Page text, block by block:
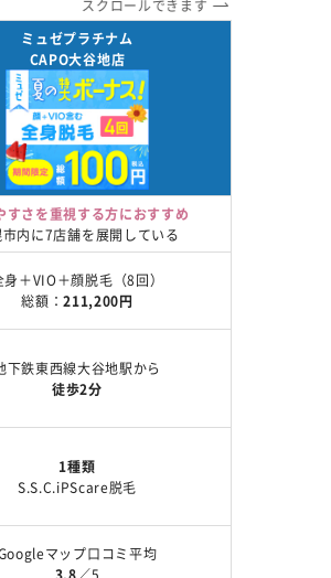
スクロールできます
ミュゼプラチナム
CAPO大谷地店
すさを重視する方におすすめ
内に7店舗を展開している
身＋VIO＋顔脱毛（8回）
総額：211,200円
下鉄東西線大谷地駅から
徒歩2分
1種類
S.S.C.iPScare脱毛
マップ口コミ平均